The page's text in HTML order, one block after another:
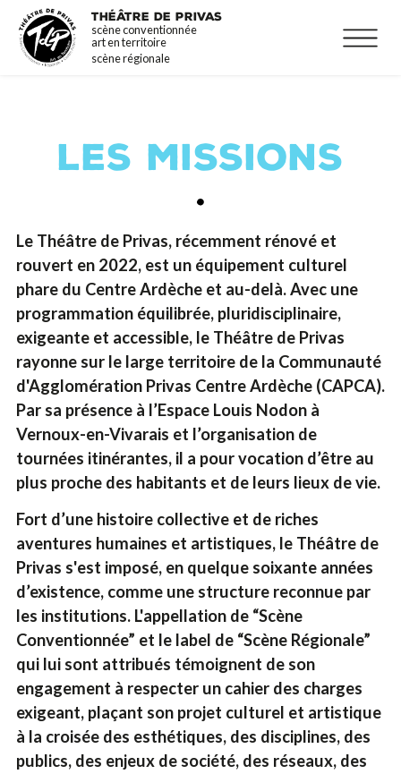
Aller
contenu
THÉÂTRE DE PRIVAS
scène conventionnée
art en territoire
scène régionale
La programmation
Infos pratiques
LES MISSIONS
Le Théâtre de Privas, récemment rénové et
rouvert en 2022, est un équipement culturel
phare du Centre Ardèche et au-delà. Avec une
programmation équilibrée, pluridisciplinaire,
exigeante et accessible, le Théâtre de Privas
rayonne sur le large territoire de la Communauté
d'Agglomération Privas Centre Ardèche (CAPCA).
Par sa présence à l’Espace Louis Nodon à
Vernoux-en-Vivarais et l’organisation de
tournées itinérantes, il a pour vocation d’être au
plus proche des habitants et de leurs lieux de vie.
Fort d’une histoire collective et de riches
aventures humaines et artistiques, le Théâtre de
Privas s'est imposé, en quelque soixante années
d’existence, comme une structure reconnue par
les institutions. L'appellation de “Scène
Conventionnée” et le label de “Scène Régionale”
qui lui sont attribués témoignent de son
engagement à respecter un cahier des charges
exigeant, plaçant son projet culturel et artistique
à la croisée des esthétiques, des disciplines, des
publics, des enjeux de société, des réseaux, des